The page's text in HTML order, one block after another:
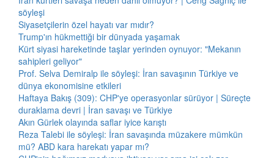
söyleşi
Siyasetçilerin özel hayatı var mıdır?
Trump'ın hükmettiği bir dünyada yaşamak
Kürt siyasi hareketinde taşlar yerinden oynuyor: "Mekanın
sahipleri geliyor"
Prof. Selva Demiralp ile söyleşi: İran savaşının Türkiye ve
dünya ekonomisine etkileri
Haftaya Bakış (309): CHP'ye operasyonlar sürüyor | Süreçte
duraklama devri | İran savaşı ve Türkiye
Akın Gürlek olayında saflar iyice karıştı
Reza Talebi ile söyleşi: İran savaşında müzakere mümkün
mü? ABD kara harekatı yapar mı?